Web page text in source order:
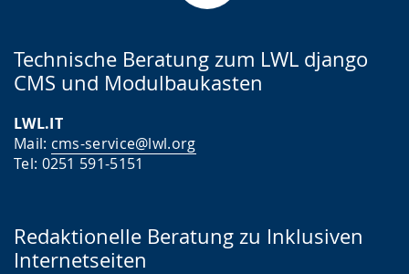
Technische Beratung zum LWL django
CMS und Modulbaukasten
LWL.IT
Mail: cms-service@lwl.org
Tel: 0251 591-5151
Redaktionelle Beratung zu Inklusiven
Internetseiten